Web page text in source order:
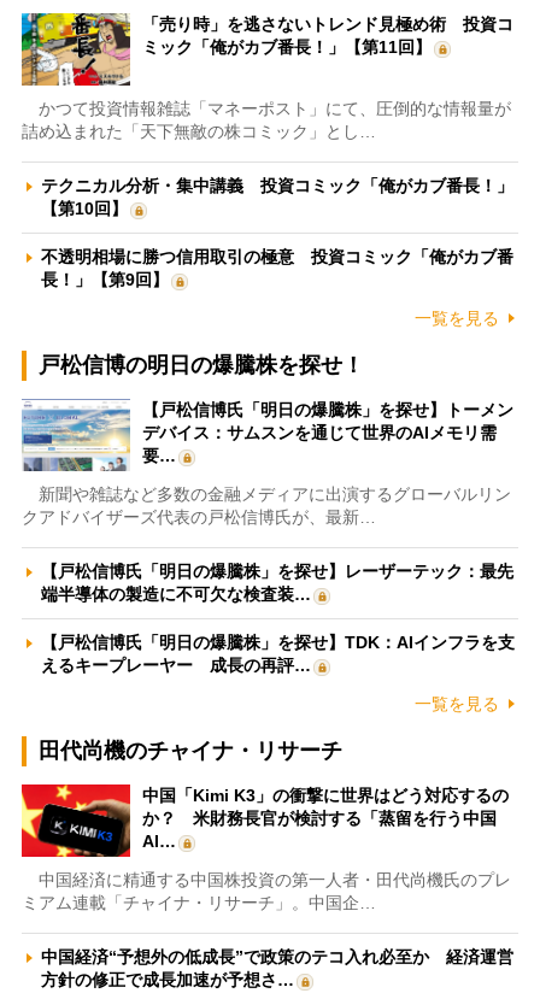
「売り時」を逃さないトレンド見極め術 投資コ
ミック「俺がカブ番長！」【第11回】
かつて投資情報雑誌「マネーポスト」にて、圧倒的な情報量が
詰め込まれた「天下無敵の株コミック」とし…
テクニカル分析・集中講義 投資コミック「俺がカブ番長！」
【第10回】
不透明相場に勝つ信用取引の極意 投資コミック「俺がカブ番
長！」【第9回】
一覧を見る
戸松信博の明日の爆騰株を探せ！
【戸松信博氏「明日の爆騰株」を探せ】トーメン
デバイス：サムスンを通じて世界のAIメモリ需
要…
新聞や雑誌など多数の金融メディアに出演するグローバルリン
クアドバイザーズ代表の戸松信博氏が、最新…
【戸松信博氏「明日の爆騰株」を探せ】レーザーテック：最先
端半導体の製造に不可欠な検査装…
【戸松信博氏「明日の爆騰株」を探せ】TDK：AIインフラを支
えるキープレーヤー 成長の再評…
一覧を見る
田代尚機のチャイナ・リサーチ
中国「Kimi K3」の衝撃に世界はどう対応するの
か？ 米財務長官が検討する「蒸留を行う中国
AI…
中国経済に精通する中国株投資の第一人者・田代尚機氏のプレ
ミアム連載「チャイナ・リサーチ」。中国企…
中国経済“予想外の低成長”で政策のテコ入れ必至か 経済運営
方針の修正で成長加速が予想さ…